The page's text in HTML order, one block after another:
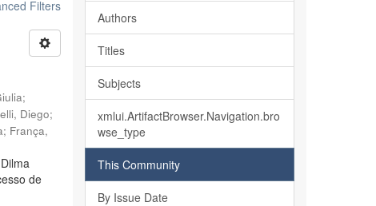
Filters
;
Diego;
; França,
de
Authors
Titles
Subjects
xmlui.ArtifactBrowser.Navigation.bro
wse_type
This Community
By Issue Date